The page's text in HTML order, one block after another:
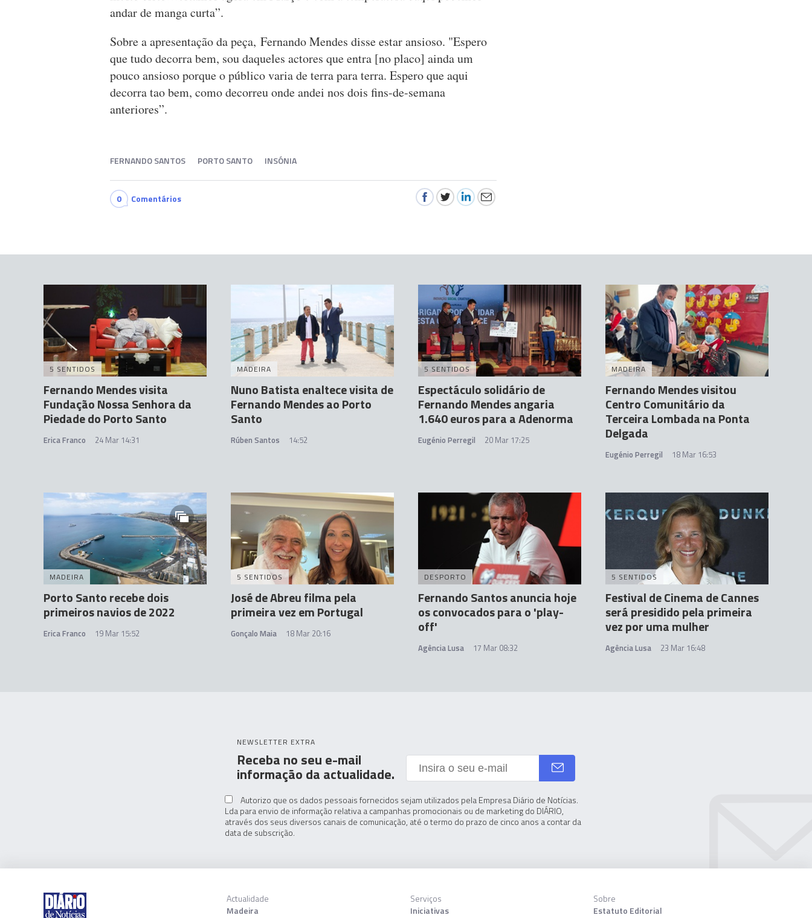
andar de manga curta”.
Sobre a apresentação da peça, Fernando Mendes disse estar ansioso. "Espero
que tudo decorra bem, sou daqueles actores que entra [no placo] ainda um
pouco ansioso porque o público varia de terra para terra. Espero que aqui
decorra tao bem, como decorreu onde andei nos dois fins-de-semana
anteriores”.
FERNANDO SANTOS PORTO SANTO INSÓNIA
0 Comentários
5 SENTIDOS
Fernando Mendes visita
Fundação Nossa Senhora da
Piedade do Porto Santo
Erica Franco 24 Mar 14:31
MADEIRA
Nuno Batista enaltece visita de
Fernando Mendes ao Porto
Santo
Rúben Santos 14:52
5 SENTIDOS
Espectáculo solidário de
Fernando Mendes angaria
1.640 euros para a Adenorma
Eugénio Perregil 20 Mar 17:25
MADEIRA
Fernando Mendes visitou
Centro Comunitário da
Terceira Lombada na Ponta
Delgada
Eugénio Perregil 18 Mar 16:53
MADEIRA
Porto Santo recebe dois
primeiros navios de 2022
Erica Franco 19 Mar 15:52
5 SENTIDOS
José de Abreu filma pela
primeira vez em Portugal
Gonçalo Maia 18 Mar 20:16
DESPORTO
Fernando Santos anuncia hoje
os convocados para o 'play-
off'
Agência Lusa 17 Mar 08:32
5 SENTIDOS
Festival de Cinema de Cannes
será presidido pela primeira
vez por uma mulher
Agência Lusa 23 Mar 16:48
NEWSLETTER EXTRA
Receba no seu e-mail
informação da actualidade.
Autorizo que os dados pessoais fornecidos sejam utilizados pela Empresa Diário de Notícias.
Lda para envio de informação relativa a campanhas promocionais ou de marketing do DIÁRIO,
através dos seus diversos canais de comunicação, até o termo do prazo de cinco anos a contar da
data de subscrição.
Actualidade
Madeira
Serviços
Iniciativas
Sobre
Estatuto Editorial